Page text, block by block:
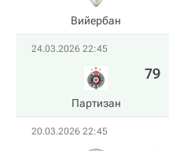
Вийербан
24.03.2026 22:45
Партизан
79
20.03.2026 22:45